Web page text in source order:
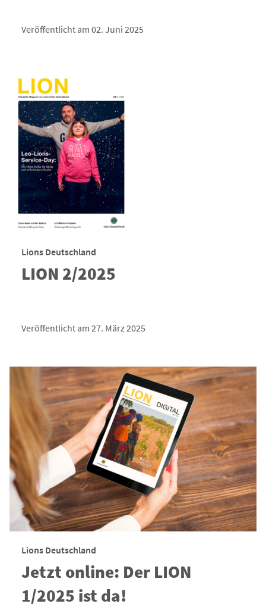
Veröffentlicht am 02. Juni 2025
Lions Deutschland
LION 2/2025
Veröffentlicht am 27. März 2025
Lions Deutschland
Jetzt online: Der LION
1/2025 ist da!